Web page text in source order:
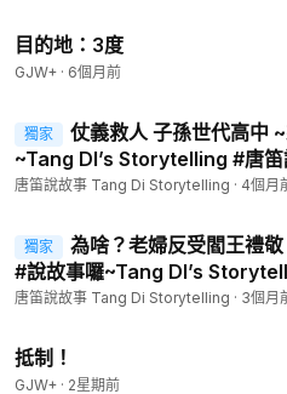
目的地：3度
GJW+ · 6個月前
獨家
仗義救人 子孫世代高中 ~來聽唐笛 #說故事囉
~Tang DI’s Storytelling #唐笛
Storytelling ,#生活, #教育 , #
唐笛說故事 Tang Di Storytelling · 4個月
獨家
為啥？老婦反受閻王禮
#說故事囉~Tang DI’s
#Tang DI’s Storytelling ,#生
唐笛說故事 Tang Di Storytelling · 3個月
抵制！
GJW+ · 2星期前